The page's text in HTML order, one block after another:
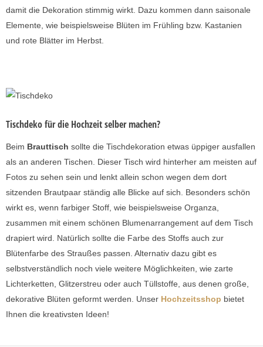
damit die Dekoration stimmig wirkt. Dazu kommen dann saisonale
Elemente, wie beispielsweise Blüten im Frühling bzw. Kastanien
und rote Blätter im Herbst.
Tischdeko für die Hochzeit selber machen?
Beim Brauttisch sollte die Tischdekoration etwas üppiger ausfallen
als an anderen Tischen. Dieser Tisch wird hinterher am meisten auf
Fotos zu sehen sein und lenkt allein schon wegen dem dort
sitzenden Brautpaar ständig alle Blicke auf sich. Besonders schön
wirkt es, wenn farbiger Stoff, wie beispielsweise Organza,
zusammen mit einem schönen Blumenarrangement auf dem Tisch
drapiert wird. Natürlich sollte die Farbe des Stoffs auch zur
Blütenfarbe des Straußes passen. Alternativ dazu gibt es
selbstverständlich noch viele weitere Möglichkeiten, wie zarte
Lichterketten, Glitzerstreu oder auch Tüllstoffe, aus denen große,
dekorative Blüten geformt werden. Unser Hochzeitsshop bietet
Ihnen die kreativsten Ideen!